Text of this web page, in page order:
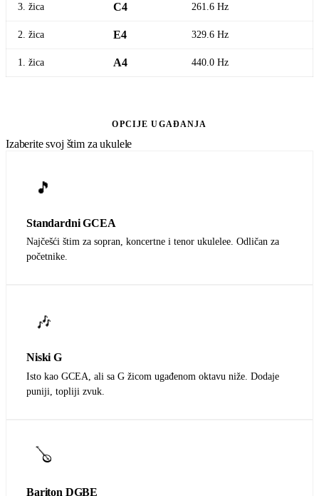
3. žica C4 261.6 Hz
2. žica E4 329.6 Hz
1. žica A4 440.0 Hz
OPCIJE UGAĐANJA
Izaberite svoj štim za ukulele
🎵
Standardni GCEA
Najčešći štim za sopran, koncertne i tenor ukulelee. Odličan za
početnike.
🎶
Niski G
Isto kao GCEA, ali sa G žicom ugađenom oktavu niže. Dodaje
puniji, topliji zvuk.
🪕
Bariton DGBE